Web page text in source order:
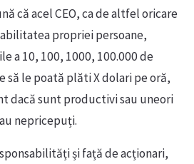
că acel CEO, ca de altfel oricare
propriei persoane,
a 10, 100, 1000, 100.000 de
să le poată plăti X dolari pe oră,
dacă sunt productivi sau uneori
nepricepuți.
și față de acționari,